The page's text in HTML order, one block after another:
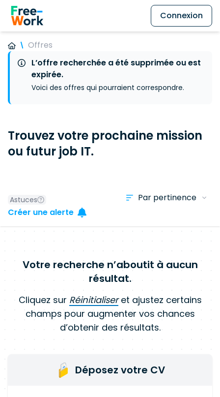
Connexion
Offres
L’offre recherchée a été supprimée ou est
expirée.
Voici des offres qui pourraient correspondre.
Trouvez votre prochaine mission
ou futur job IT.
Astuces
Créer une alerte
Votre recherche n’aboutit à aucun
résultat.
Cliquez sur Réinitialiseret ajustez certains
champs pour augmenter vos chances
d’obtenir des résultats.
Déposez votre CV